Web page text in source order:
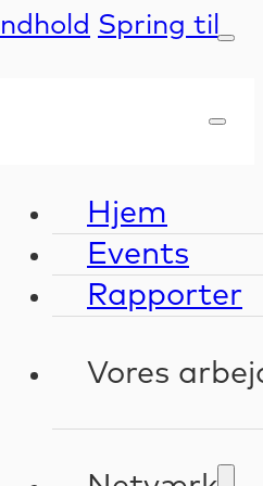
Spring til
Hjem
Events
Rapporter
Vores